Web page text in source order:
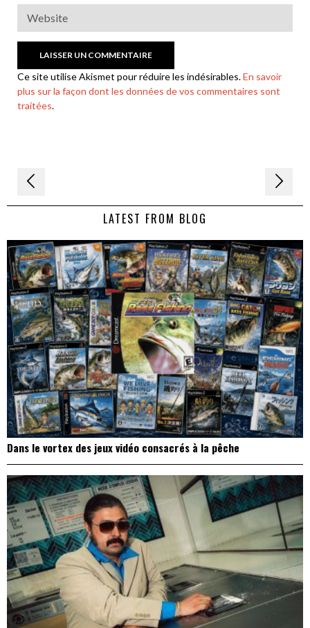
Ce site utilise Akismet pour réduire les indésirables.En savoir
plus sur la façon dont les données de vos commentaires sont
traitées.
Navigation
de LATEST FROM BLOG
Dans le vortex des jeux vidéo consacrés à la pêche